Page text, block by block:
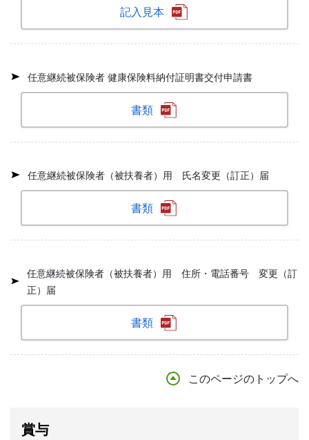
記入見本
任意継続被保険者 健康保険料納付証明書交付申請書
書類
任意継続被保険者（被扶養者）用 氏名変更（訂正）届
書類
任意継続被保険者（被扶養者）用 住所・電話番号 変更（訂
正）届
書類
このページのトップへ
賞与